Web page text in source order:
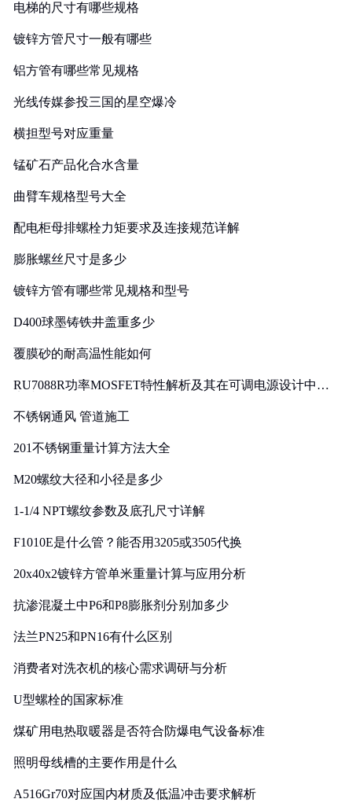
电梯的尺寸有哪些规格
镀锌方管尺寸一般有哪些
铝方管有哪些常见规格
光线传媒参投三国的星空爆冷
横担型号对应重量
锰矿石产品化合水含量
曲臂车规格型号大全
配电柜母排螺栓力矩要求及连接规范详解
膨胀螺丝尺寸是多少
镀锌方管有哪些常见规格和型号
D400球墨铸铁井盖重多少
覆膜砂的耐高温性能如何
RU7088R功率MOSFET特性解析及其在可调电源设计中的
不锈钢通风 管道施工
201不锈钢重量计算方法大全
M20螺纹大径和小径是多少
1-1/4 NPT螺纹参数及底孔尺寸详解
F1010E是什么管？能否用3205或3505代换
20x40x2镀锌方管单米重量计算与应用分析
抗渗混凝土中P6和P8膨胀剂分别加多少
法兰PN25和PN16有什么区别
消费者对洗衣机的核心需求调研与分析
U型螺栓的国家标准
煤矿用电热取暖器是否符合防爆电气设备标准
照明母线槽的主要作用是什么
A516Gr70对应国内材质及低温冲击要求解析